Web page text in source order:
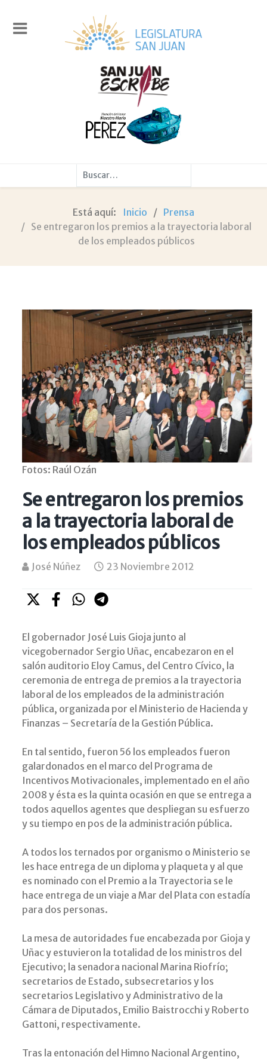
Buscar
Está aquí: Inicio
Prensa
Se entregaron los premios a la trayectoria laboral
de los empleados públicos
Fotos: Raúl Ozán
Se entregaron los premios
a la trayectoria laboral de
los empleados públicos
José Núñez 23 Noviembre 2012
El gobernador José Luis Gioja junto al
vicegobernador Sergio Uñac, encabezaron en el
salón auditorio Eloy Camus, del Centro Cívico, la
ceremonia de entrega de premios a la trayectoria
laboral de los empleados de la administración
pública, organizada por el Ministerio de Hacienda y
Finanzas – Secretaría de la Gestión Pública.
En tal sentido, fueron 56 los empleados fueron
galardonados en el marco del Programa de
Incentivos Motivacionales, implementado en el año
2008 y ésta es la quinta ocasión en que se entrega a
todos aquellos agentes que despliegan su esfuerzo
y su tiempo en pos de la administración pública.
A todos los ternados por organismo o Ministerio se
les hace entrega de un diploma y plaqueta y al que
es nominado con el Premio a la Trayectoria se le
hace entrega de un viaje a Mar del Plata con estadía
para dos personas.
La mesa de autoridades fue encabezada por Gioja y
Uñac y estuvieron la totalidad de los ministros del
Ejecutivo; la senadora nacional Marina Riofrío;
secretarios de Estado, subsecretarios y los
secretarios Legislativo y Administrativo de la
Cámara de Diputados, Emilio Baistrocchi y Roberto
Gattoni, respectivamente.
Tras la entonación del Himno Nacional Argentino,